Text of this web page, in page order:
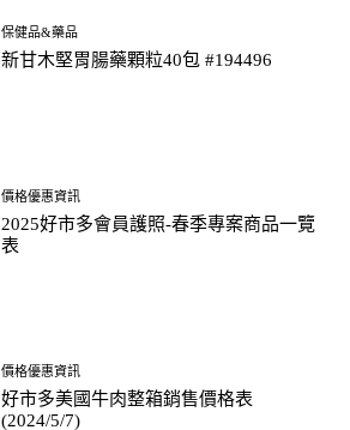
保健品&藥品
新甘木堅胃腸藥顆粒40包 #194496
價格優惠資訊
2025好市多會員護照-春季專案商品一覽
表
價格優惠資訊
好市多美國牛肉整箱銷售價格表
(2024/5/7)